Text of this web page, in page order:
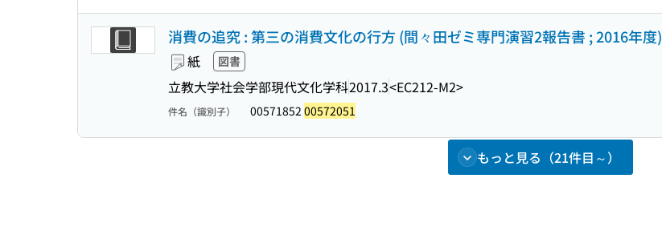
消費の追究 : 第三の消費文化の行方 (間々田ゼミ専門演習2報告書 ; 2016年度)
紙 図書
立教大学社会学部現代文化学科2017.3<EC212-M2>
件名（識別子） 00571852 00572051
もっと見る（21件目～）